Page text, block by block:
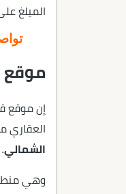
الميلغ
موقع
إن موقع
العقاري
الشمالي.
وهي